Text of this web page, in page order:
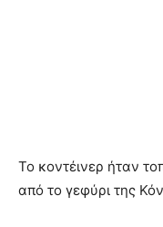
Το κοντέινερ ήταν
από το γεφύρι της